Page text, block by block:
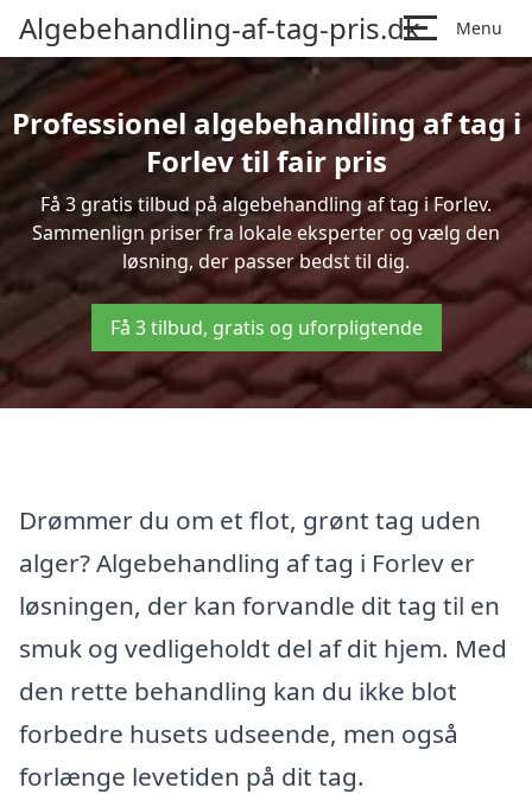
Algebehandling-af-tag-pris.dk Menu
Professionel algebehandling af tag i
Forlev til fair pris
Få 3 gratis tilbud på algebehandling af tag i Forlev.
Sammenlign priser fra lokale eksperter og vælg den
løsning, der passer bedst til dig.
Få 3 tilbud, gratis og uforpligtende
Drømmer du om et flot, grønt tag uden
alger? Algebehandling af tag i Forlev er
løsningen, der kan forvandle dit tag til en
smuk og vedligeholdt del af dit hjem. Med
den rette behandling kan du ikke blot
forbedre husets udseende, men også
forlænge levetiden på dit tag.